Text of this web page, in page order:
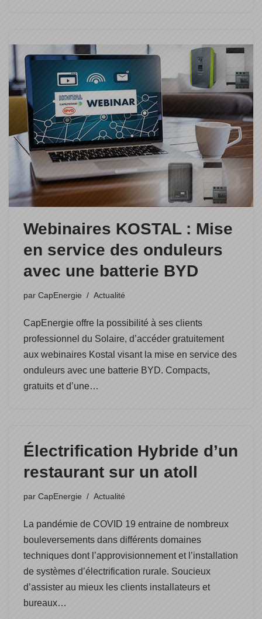
Webinaires KOSTAL : Mise
en service des onduleurs
avec une batterie BYD
par CapEnergie Actualité
CapEnergie offre la possibilité à ses clients
professionnel du Solaire, d’accéder gratuitement
aux webinaires Kostal visant la mise en service des
onduleurs avec une batterie BYD. Compacts,
gratuits et d’une…
Électrification Hybride d’un
restaurant sur un atoll
par CapEnergie Actualité
La pandémie de COVID 19 entraine de nombreux
bouleversements dans différents domaines
techniques dont l’approvisionnement et l’installation
de systèmes d’électrification rurale. Soucieux
d’assister au mieux les clients installateurs et
bureaux…